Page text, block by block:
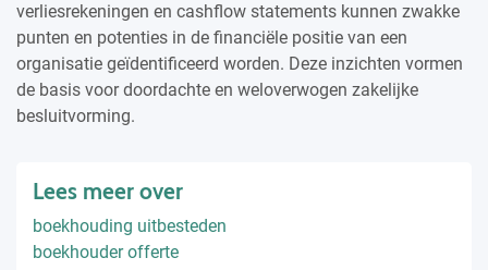
verliesrekeningen en cashflow statements kunnen zwakke
punten en potenties in de financiële positie van een
organisatie geïdentificeerd worden. Deze inzichten vormen
de basis voor doordachte en weloverwogen zakelijke
besluitvorming.
Lees meer over
boekhouding uitbesteden
boekhouder offerte